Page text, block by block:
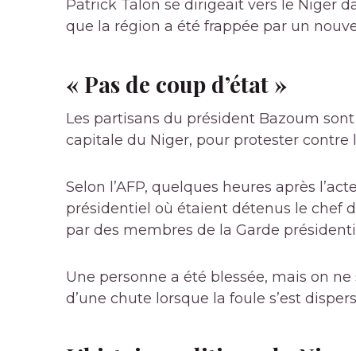
Patrick Talon se dirigeait vers le Niger
que la région a été frappée par un
« Pas de coup d’état »
Les partisans du président Bazoum
capitale du Niger, pour protester contre
Selon l’AFP, quelques heures après
présidentiel où étaient détenus le chef
par des membres de la Garde
Une personne a été blessée, mais on
d’une chute lorsque la foule s’est